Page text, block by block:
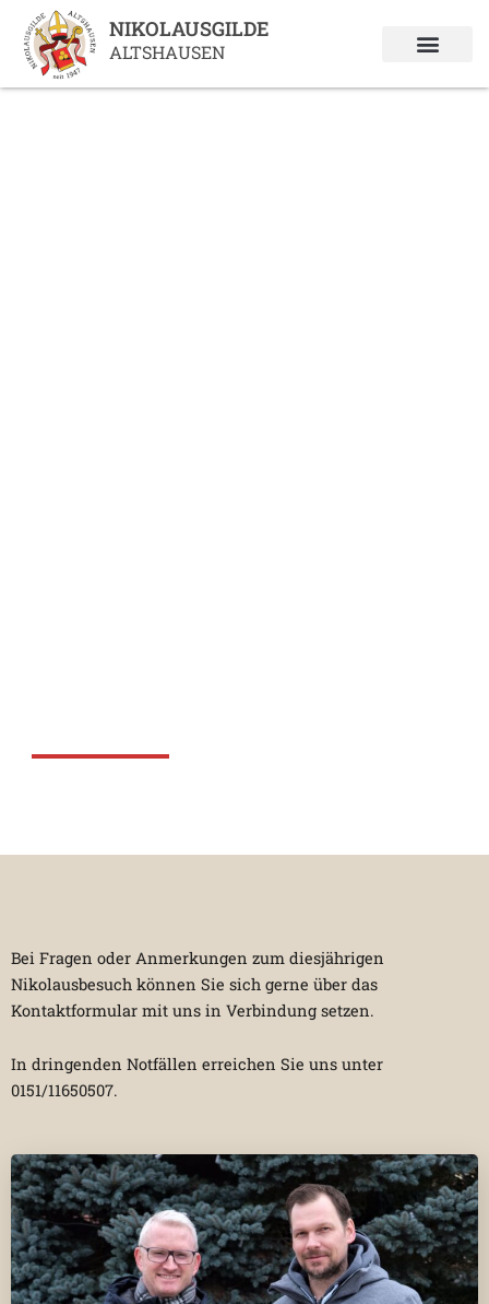
Inhalt
springen
NIKOLAUSGILDE
ALTSHAUSEN
Bei Fragen oder Anmerkungen zum diesjährigen
Nikolausbesuch können Sie sich gerne über das
Kontaktformular mit uns in Verbindung setzen.
In dringenden Notfällen erreichen Sie uns unter
0151/11650507.